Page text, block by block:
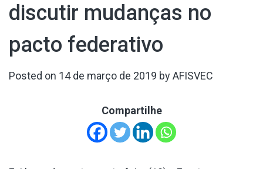
discutir mudanças no
pacto federativo
Posted on 14 de março de 2019 byAFISVEC
Compartilhe